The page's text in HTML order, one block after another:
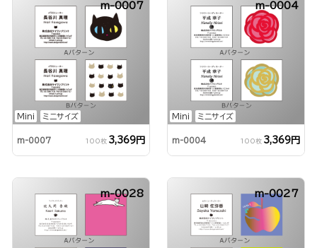
Mini ミニサイズ
m-0007
m-0007 100枚 3,369円
Mini ミニサイズ
m-0004
m-0004 100枚 3,369円
m-0028 m-0027